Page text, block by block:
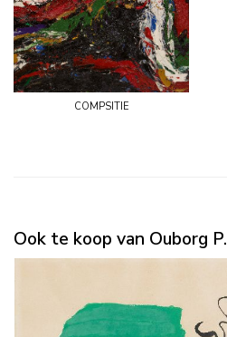
compsitie
Ook te koop van Ouborg P.